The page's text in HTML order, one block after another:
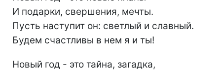
И подарки, свершения, мечты.
Пусть наступит он: светлый и славный.
Будем счастливы в нем я и ты!
Новый год - это тайна, загадка,